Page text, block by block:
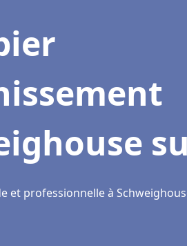
et professionnelle à